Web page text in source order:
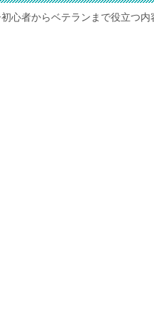
心者からベテランまで役立つ